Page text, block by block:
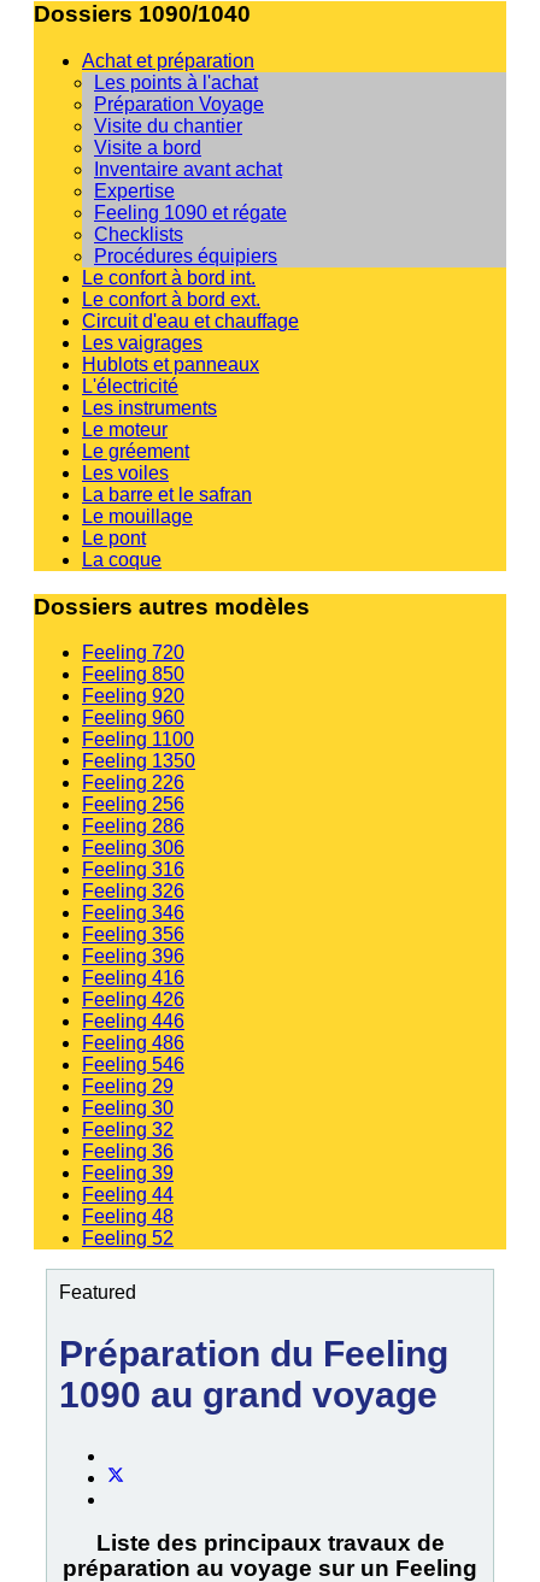
Dossiers 1090/1040
Achat et préparation
Les points à l'achat
Préparation Voyage
Visite du chantier
Visite a bord
Inventaire avant achat
Expertise
Feeling 1090 et régate
Checklists
Procédures équipiers
Le confort à bord int.
Le confort à bord ext.
Circuit d'eau et chauffage
Les vaigrages
Hublots et panneaux
L'électricité
Les instruments
Le moteur
Le gréement
Les voiles
La barre et le safran
Le mouillage
Le pont
La coque
Dossiers autres modèles
Feeling 720
Feeling 850
Feeling 920
Feeling 960
Feeling 1100
Feeling 1350
Feeling 226
Feeling 256
Feeling 286
Feeling 306
Feeling 316
Feeling 326
Feeling 346
Feeling 356
Feeling 396
Feeling 416
Feeling 426
Feeling 446
Feeling 486
Feeling 546
Feeling 29
Feeling 30
Feeling 32
Feeling 36
Feeling 39
Feeling 44
Feeling 48
Feeling 52
Featured
Préparation du Feeling
1090 au grand voyage
Liste des principaux travaux de
préparation au voyage sur un Feeling